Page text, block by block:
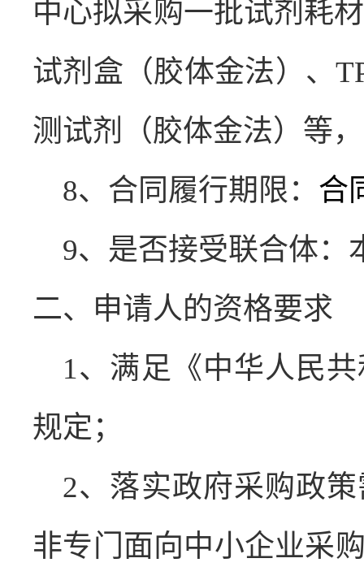
中心拟采购一批试剂耗
试剂盒（胶体金法）、
测试剂（胶体金法）等
8、合同履行期限： 合
9、是否接受联合体：
二、申请人的资格要求
1、满足《中华人民
规定；
2、落实政府采购政
非专门面向中小企业采